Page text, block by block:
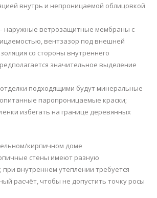
внутрь и непроницаемой облицовкой
ветрозащитные мембраны с
вентзазор под внешней
со стороны внутреннего
значительное выделение
подходящими будут минеральные
паропроницаемые краски;
избегать на границе деревянных
кирпичном доме
стены имеют разную
внутреннем утеплении требуется
расчёт, чтобы не допустить точку росы